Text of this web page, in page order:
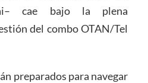
cae bajo la plena
del combo OTAN/Tel
preparados para navegar